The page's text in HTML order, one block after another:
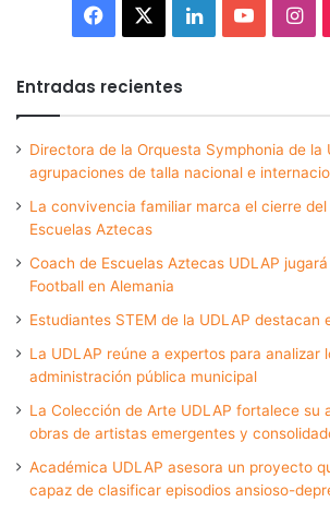
Facebook LinkedInYouTube
Entradas recientes
Directora de la Orquesta Symphonia de la
agrupaciones de talla nacional e
La convivencia familiar marca el cierre del
Escuelas Aztecas
Coach de Escuelas Aztecas UDLAP
Football en Alemania
Estudiantes STEM de la UDLAP destacan
La UDLAP reúne a expertos para analizar
administración pública municipal
La Colección de Arte UDLAP fortalece su
obras de artistas emergentes y
Académica UDLAP asesora un proyecto
capaz de clasificar episodios ansioso-